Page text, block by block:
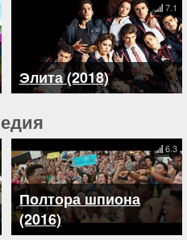
Элита (2018)
7.1
Полтора шпиона
(2016)
6.3